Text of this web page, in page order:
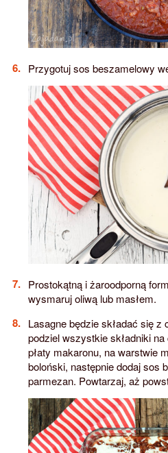
Przygotuj sos beszamelowy
Prostokątną i żaroodporną
wysmaruj oliwą lub masłem.
Lasagne będzie składać się z
podziel wszystkie składniki
płaty makaronu, na warstwie
boloński, następnie dodaj sos
parmezan. Powtarzaj, aż